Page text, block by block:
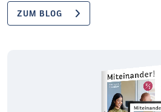
ZUM BLOG